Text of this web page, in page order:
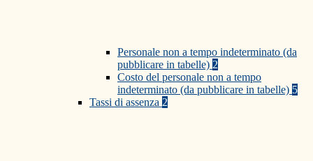
Personale non a tempo indeterminato (da
pubblicare in tabelle) 2
Costo del personale non a tempo
indeterminato (da pubblicare in tabelle) 5
Tassi di assenza 2